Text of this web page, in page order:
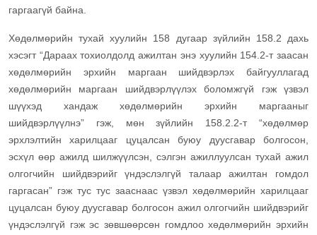
гаргаагүй байна.
Хөдөлмөрийн тухай хуулийн 158 дугаар зүйлийн 158.2 дахь
хэсэгт “Дараах тохиолдолд ажилтан энэ хуулийн 154.2-т заасан
хөдөлмөрийн эрхийн маргаан шийдвэрлэх байгууллагад
хөдөлмөрийн маргаан шийдвэрлүүлэх боломжгүй гэж үзвэл
шүүхэд хандаж хөдөлмөрийн эрхийн маргааныг
шийдвэрлүүлнэ” гэж, мөн зүйлийн 158.2.2-т “хөдөлмөр
эрхлэлтийн харилцааг цуцалсан буюу дуусгавар болгосон,
эсхүл өөр ажилд шилжүүлсэн, сэлгэн ажиллуулсан тухай ажил
олгогчийн шийдвэрийг үндэслэлгүй талаар ажилтан гомдол
гаргасан” гэж тус тус зааснаас үзвэл хөдөлмөрийн харилцааг
цуцалсан буюу дуусгавар болгосон ажил олгогчийн шийдвэрийг
үндэслэлгүй гэж эс зөвшөөрсөн гомдлоо хөдөлмөрийн эрхийн